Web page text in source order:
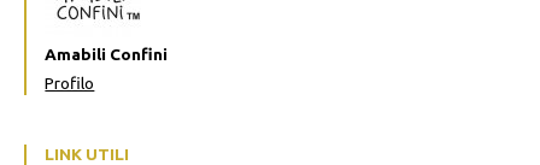
Amabili Confini
Profilo
LINK UTILI